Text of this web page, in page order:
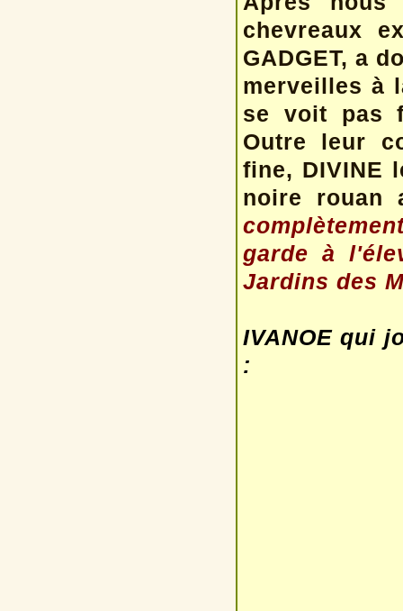
chevreaux
GADGET, a
merveilles à
se voit pas
Outre leur
fine, DIVINE
noire rouan
garde à
Jardins des
IVANOE qui
: